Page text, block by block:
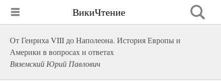
ВикиЧтение
От Генриха VIII до Наполеона. История Европы и
Америки в вопросах и ответах
Вяземский Юрий Павлович